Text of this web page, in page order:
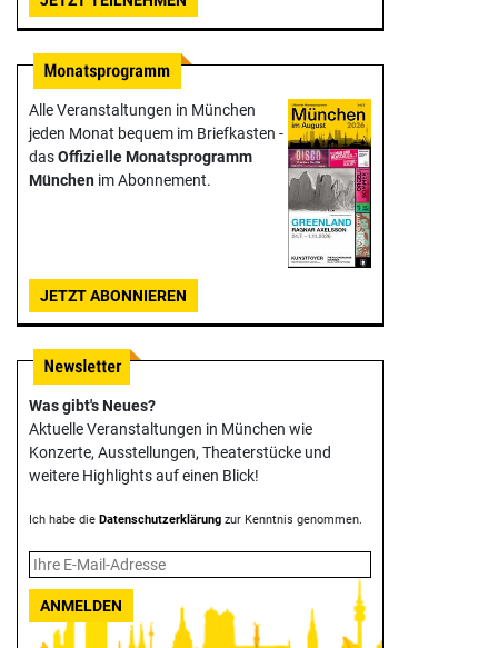
Alle Veranstaltungen in München
jeden Monat bequem im Briefkasten -
dasOffizielle Monats­programm
München im Abonnement.
JETZT ABONNIEREN
Was gibt's Neues?
Aktuelle Veranstaltungen in München wie
Konzerte, Ausstellungen, Theater­stücke und
weitere Highlights auf einen Blick!
Ich habe die Datenschutzerklärung zur Kenntnis genommen.
ANMELDEN